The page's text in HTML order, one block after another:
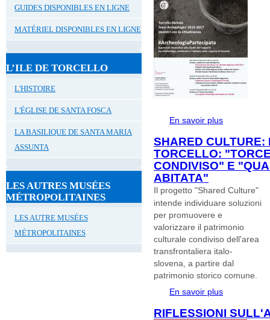
GUIDES DISPONIBLES EN LIGNE
MATÉRIEL DISPONIBLES EN LIGNE
L’ILE DE TORCELLO
L'HISTOIRE
L'ÉGLISE DE SANTA FOSCA
LA BASILIQUE DE SANTA MARIA
ASSUNTA
LES AUTRES MUSÉES
MÉTROPOLITAINES
LES AUTRE MUSÉES
MÉTROPOLITAINES
En savoir plus
Laguna di
SHARED CULTURE:
TORCELLO:
CONDIVISO" E
ABITATA"
Il progetto "Shared Culture"
intende individuare soluzioni
per promuovere e
valorizzare il patrimonio
culturale condiviso dell'area
transfrontaliera italo-
slovena, a partire dal
patrimonio storico comune.
En savoir plus
abitata"
RIFLESSIONI